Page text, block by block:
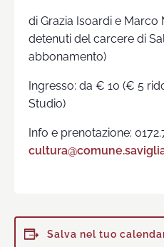
di Grazia Isoardi e
detenuti del carcere di
abbonamento)
Ingresso: da € 10 (€ 5
Studio)
Info e prenotazione:
Salva nel tuo